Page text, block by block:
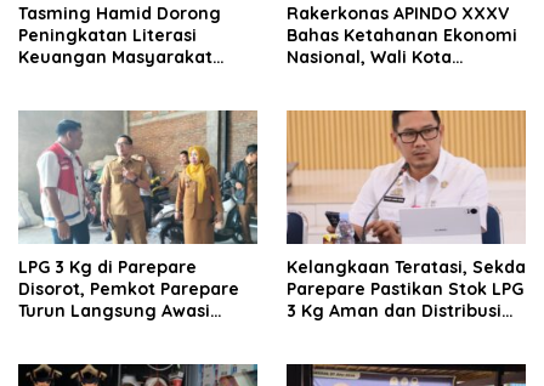
Tasming Hamid Dorong
Peningkatan Literasi
Keuangan Masyarakat
Rakerkonas APINDO XXXV
Bahas Ketahanan Ekonomi
Nasional, Wali Kota
LPG 3 Kg di Parepare
Disorot, Pemkot Parepare
Turun Langsung Awasi
Kelangkaan Teratasi, Sekda
Parepare Pastikan Stok LPG
3 Kg Aman dan Distribusi